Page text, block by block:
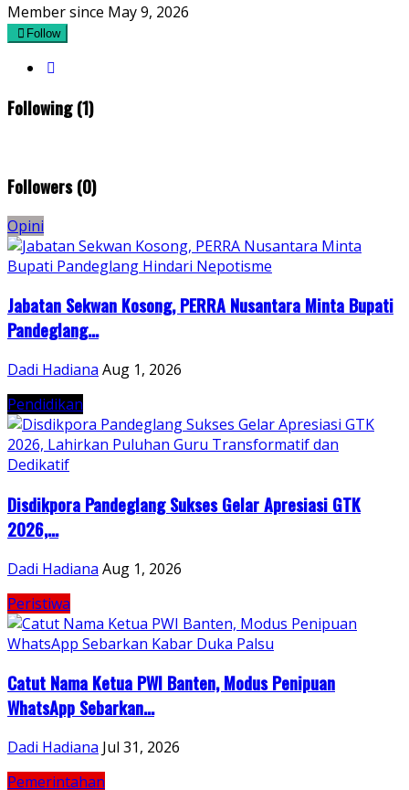
Member since May 9, 2026
Follow
Following (1)
Followers (0)
Opini
Jabatan Sekwan Kosong, PERRA Nusantara Minta Bupati
Pandeglang...
Dadi Hadiana Aug 1, 2026
Pendidikan
Disdikpora Pandeglang Sukses Gelar Apresiasi GTK
2026,...
Dadi Hadiana Aug 1, 2026
Peristiwa
Catut Nama Ketua PWI Banten, Modus Penipuan
WhatsApp Sebarkan...
Dadi Hadiana Jul 31, 2026
Pemerintahan